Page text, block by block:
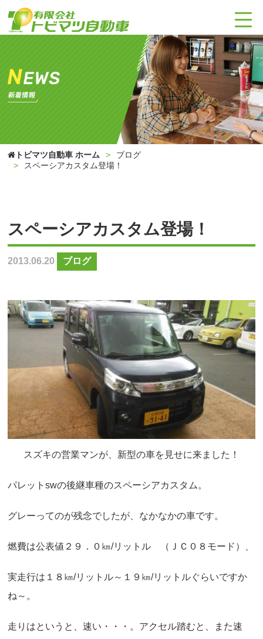
トビマツ自動車 ホーム
ブログ
スペーシアカスタム登場！
スペーシアカスタム登場！
2013.06.20 ブログ
スズキの営業マンが、新型の車を見せに来ました！
パレットswの後継車種のスペーシアカスタム。
グレーってのが残念でしたが、なかなかの車です。
燃費は公表値２９．０㎞/リットル （ＪＣ０８モード）、
実走行は１８㎞/リットル～１９㎞/リットルぐらいですか
ね～。
走りはというと、速い・・・。アクセル踏むと、また速